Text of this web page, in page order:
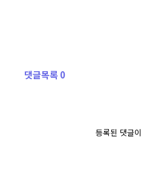
댓글목록 0
등록된 댓글